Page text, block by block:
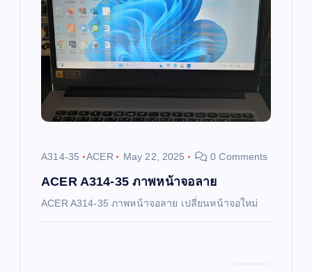
A314-35 ACER May 22, 2025 0 Comments
ACER A314-35 ภาพหน้าจอลาย
ACER A314-35 ภาพหน้าจอลาย เปลี่ยนหน้าจอใหม่